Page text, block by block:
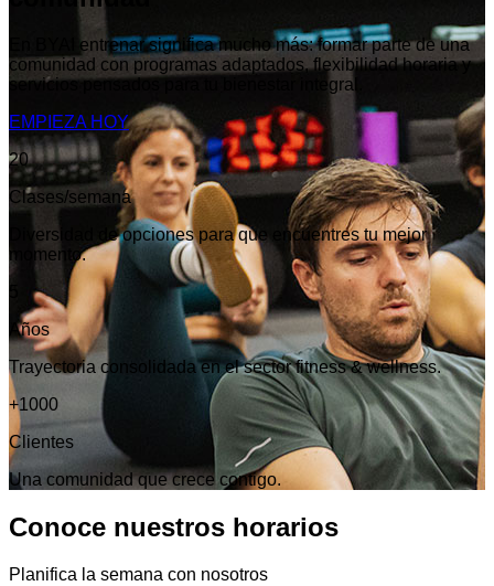
En BYAI entrenar significa mucho más: formar parte de una
comunidad con programas adaptados, flexibilidad horaria y
servicios pensados para tu bienestar integral.
EMPIEZA HOY
20
Clases/semana
Diversidad de opciones para que encuentres tu mejor
momento.
Años
Trayectoria consolidada en el sector fitness & wellness.
+1000
Clientes
Una comunidad que crece contigo.
Conoce nuestros horarios
Planifica la semana con nosotros